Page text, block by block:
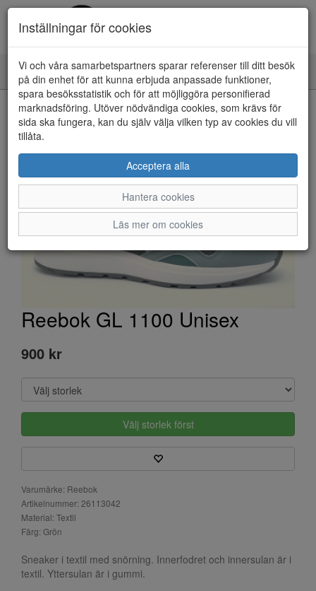
Toggle
navigation
HEM
Reebok GL 1100 Unisex
900 kr
Välj storlek först
Varumärke: Reebok
Artikelnummer: 26113042
Material: Textil
Färg: Grön
Sneaker i textil med snörning. Innerfodret och innersulan är i
textil. Yttersulan är i gummi.
Inställningar för cookies
Vi och våra samarbetspartners sparar referenser till ditt besök
på din enhet för att kunna erbjuda anpassade funktioner,
spara besöksstatistik och för att möjliggöra personifierad
marknadsföring. Utöver nödvändiga cookies, som krävs för
sida ska fungera, kan du själv välja vilken typ av cookies du vill
tillåta.
Acceptera alla
Hantera cookies
Läs mer om cookies